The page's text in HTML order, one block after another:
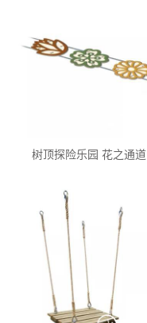
树顶探险乐园 花之通道